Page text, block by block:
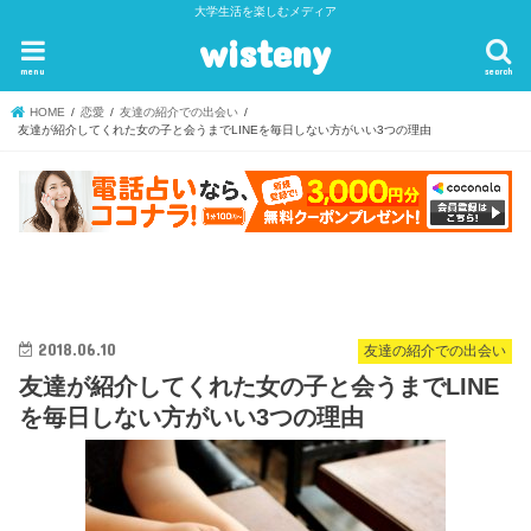
大学生活を楽しむメディア
wisteny search
menu
HOME 恋愛
友達の紹介での出会い
友達が紹介してくれた女の子と会うまでLINEを毎日しない方がいい3つの理由
友達の紹介での出会い
2018.06.10
友達が紹介してくれた女の子と会うまでLINE
を毎日しない方がいい3つの理由